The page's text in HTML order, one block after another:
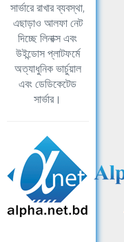
সার্ভারে রাখার ব্যবস্থা,
এছাড়াও আলফা নেট
দিচ্ছে লিনাক্স এবং
উইন্ডোস প্লাটফর্মে
অত্যাধুনিক ভার্চুয়াল
এবং ডেডিকেটেড
সার্ভার।